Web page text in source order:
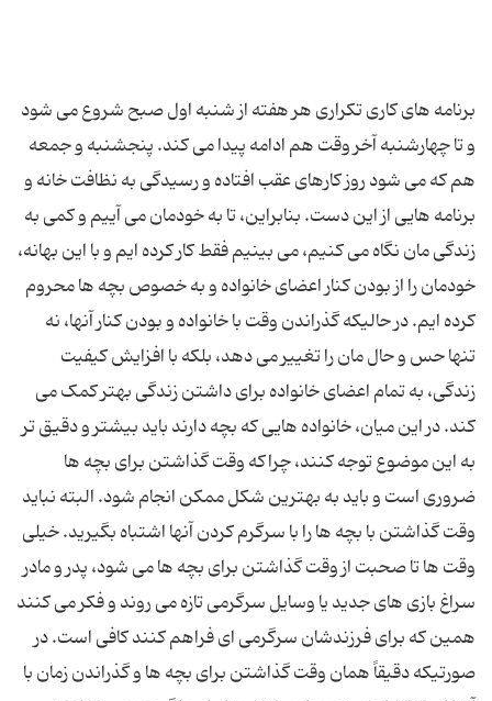
برنامه های کاری تکراری هر هفته از شنبه اول صبح شروع می شود
و تا چهارشنبه آخر وقت هم ادامه پیدا می کند. پنجشنبه و جمعه
هم که می شود روز کارهای عقب افتاده و رسیدگی به نظافت خانه و
برنامه هایی از این دست. بنابراین، تا به خودمان می آییم و کمی به
زندگی مان نگاه می کنیم، می بینیم فقط کار کرده ایم و با این بهانه،
خودمان را از بودن کنار اعضای خانواده و به خصوص بچه ها محروم
کرده ایم. در حالیکه گذراندن وقت با خانواده و بودن کنار آنها، نه
تنها حس و حال مان را تغییر می دهد، بلکه با افزایش کیفیت
زندگی، به تمام اعضای خانواده برای داشتن زندگی بهتر کمک می
کند. در این میان، خانواده هایی که بچه دارند باید بیشتر و دقیق تر
به این موضوع توجه کنند، چراکه وقت گذاشتن برای بچه ها
ضروری است و باید به بهترین شکل ممکن انجام شود. البته نباید
وقت گذاشتن با بچه ها را با سرگرم کردن آنها اشتباه بگیرید. خیلی
وقت ها تا صحبت از وقت گذاشتن برای بچه ها می شود، پدر و مادر
سراغ بازی های جدید یا وسایل سرگرمی تازه می روند و فکر می کنند
همین که برای فرزندشان سرگرمی ای فراهم کنند کافی است. در
صورتیکه دقیقاً همان وقت گذاشتن برای بچه ها و گذراندن زمان با